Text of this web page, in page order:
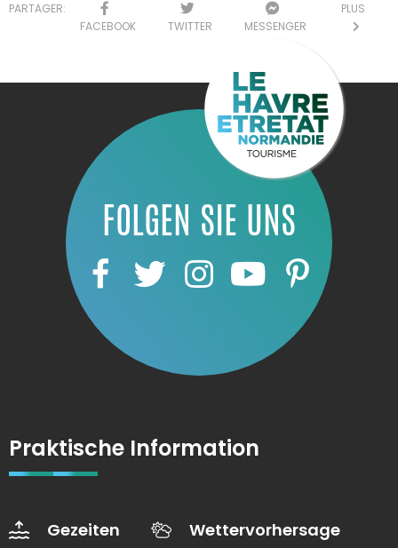
PARTAGER:
FACEBOOK
TWITTER MESSENGER
PLUS
FOLGEN SIE UNS
Praktische Information
Gezeiten
Wettervorhersage